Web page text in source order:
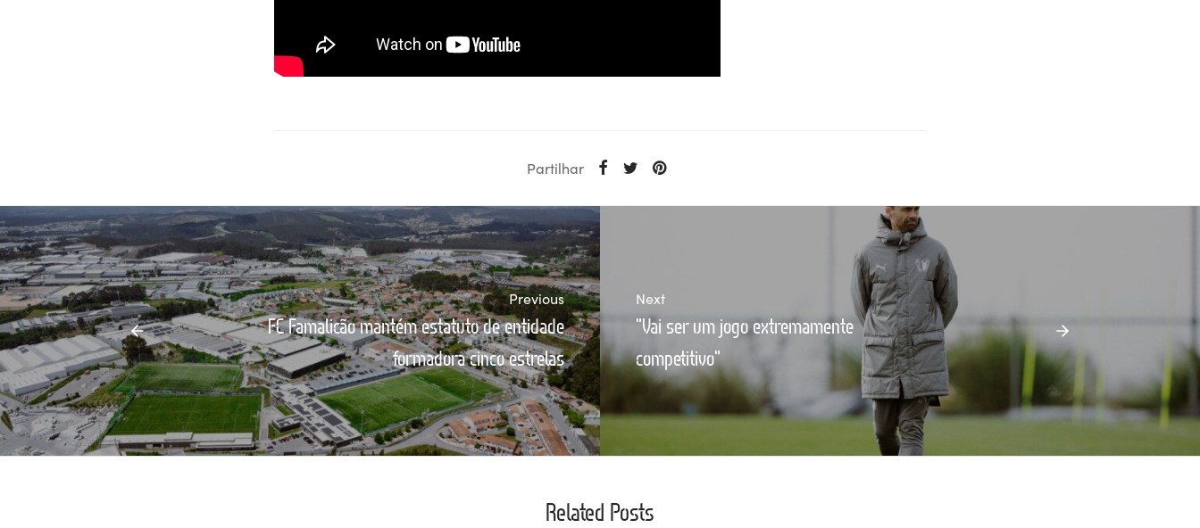
Partilhar
Previous
FC Famalicão mantém estatuto de entidade
formadora cinco estrelas
Next
"Vai ser um jogo extremamente
competitivo"
Related Posts